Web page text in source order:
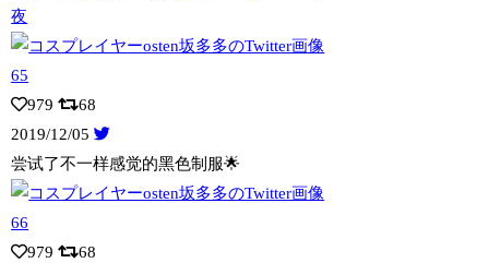
夜
979
68
2019/12/05
尝试了不一样感觉的黑色制服🌟
979
68